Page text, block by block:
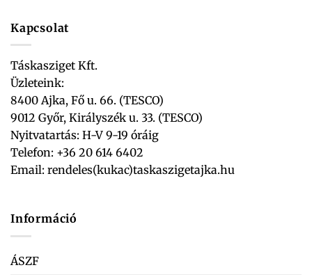
Kapcsolat
Táskasziget Kft.
Üzleteink:
8400 Ajka, Fő u. 66. (TESCO)
9012 Győr, Királyszék u. 33. (TESCO)
Nyitvatartás: H-V 9-19 óráig
Telefon: +36 20 614 6402
Email: rendeles(kukac)taskaszigetajka.hu
Információ
ÁSZF